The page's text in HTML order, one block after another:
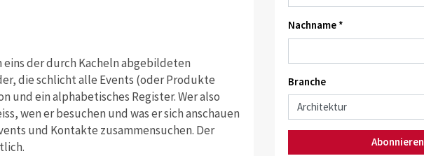
eins der durch Kacheln abgebildeten
die schlicht alle Events (oder Produkte
ein alphabetisches Register. Wer also
wen er besuchen und was er sich anschauen
und Kontakte zusammensuchen. Der
Nachname *
Branche
Abonnieren